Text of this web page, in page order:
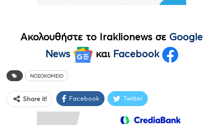
Ακολουθήστε το Iraklionews σε Google
News
και Facebook
ΝΟΣΟΚΟΜΕΊΟ
Share it! Facebook Twitter